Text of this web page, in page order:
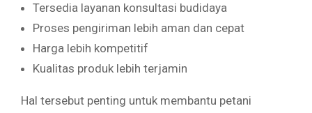
Tersedia layanan konsultasi budidaya
Proses pengiriman lebih aman dan cepat
Harga lebih kompetitif
Kualitas produk lebih terjamin
Hal tersebut penting untuk membantu petani